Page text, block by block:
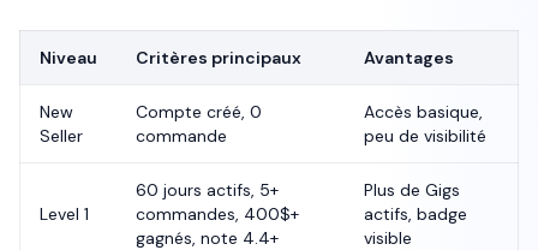
Niveau Critères principaux Avantages
New
Seller
Compte créé, 0
commande
Accès basique,
peu de visibilité
Level 1
60 jours actifs, 5+
commandes, 400$+
gagnés, note 4.4+
Plus de Gigs
actifs, badge
visible